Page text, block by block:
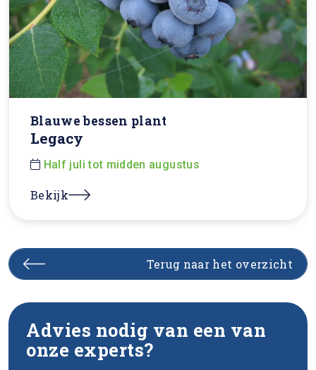
Blauwe bessen plant
Legacy
Half juli tot midden augustus
Bekijk
Terug naar het overzicht
Advies nodig van een van
onze experts?